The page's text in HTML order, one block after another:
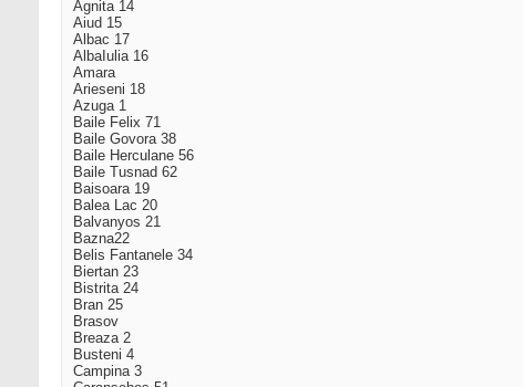
Agnita 14
Aiud 15
Albac 17
AlbaIulia 16
Amara
Arieseni 18
Azuga 1
Baile Felix 71
Baile Govora 38
Baile Herculane 56
Baile Tusnad 62
Baisoara 19
Balea Lac 20
Balvanyos 21
Bazna22
Belis Fantanele 34
Biertan 23
Bistrita 24
Bran 25
Brasov
Breaza 2
Busteni 4
Campina 3